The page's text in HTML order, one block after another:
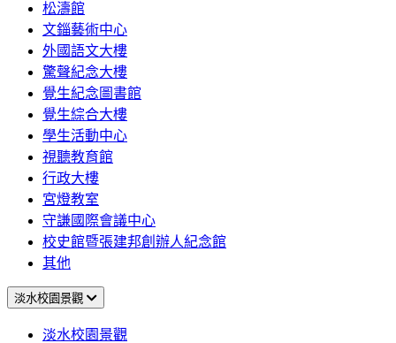
松濤館
文錙藝術中心
外國語文大樓
驚聲紀念大樓
覺生紀念圖書館
覺生綜合大樓
學生活動中心
視聽教育館
行政大樓
宮燈教室
守謙國際會議中心
校史館暨張建邦創辦人紀念館
其他
淡水校園景觀
淡水校園景觀